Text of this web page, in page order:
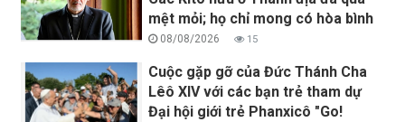
mệt mỏi; họ chỉ mong có hòa bình
08/08/2026 15
Cuộc gặp gỡ của Đức Thánh Cha
Lêô XIV với các bạn trẻ tham dự
Đại hội giới trẻ Phanxicô "Go!